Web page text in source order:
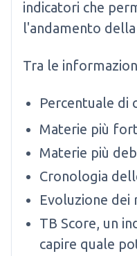
indicatori che
l'andamento
Tra le
Percentuale di
Materie più
Materie più
Cronologia
Evoluzione dei
TB Score, un
capire quale